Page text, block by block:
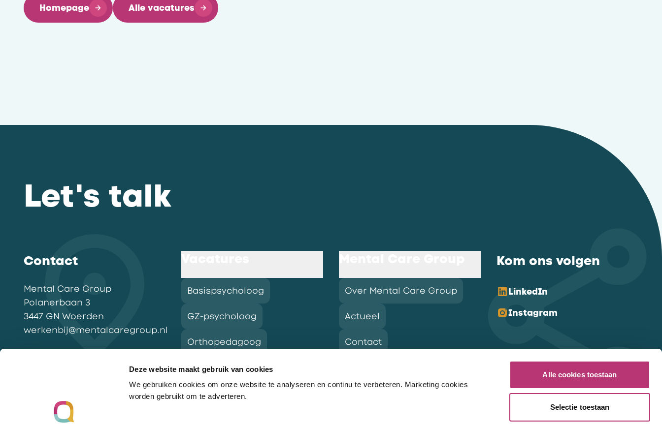
Deze website maakt gebruik van cookies
We gebruiken cookies om onze website te analyseren en continu te verbeteren. Marketing cookies
worden gebruikt om te adverteren.
Alle cookies toestaan
Selectie toestaan
Homepage Alle vacatures
Let's talk
Contact
Mental Care Group
Polanerbaan 3
3447 GN Woerden
werkenbij@mentalcaregroup.nl
Basispsycholoog
GZ-psycholoog
Orthopedagoog
Over Mental Care Group
Actueel
Contact
Kom ons volgen
LinkedIn
Instagram
Ga naar de homepagina
Vacatures